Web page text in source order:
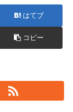
はてブ
コピー